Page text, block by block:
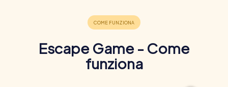
Escape Game - Come
funziona